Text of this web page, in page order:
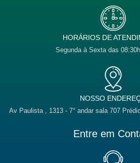
o
o
k
r
a
m
HORÁRIOS DE
Segunda à Sexta das
NOSSO
Av Paulista , 1313 - 7° andar sala 707
Entre em